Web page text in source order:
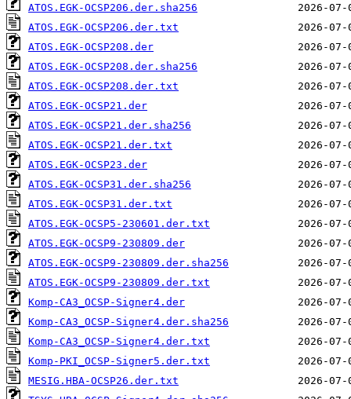
ATOS.EGK-OCSP206.der.sha256
ATOS.EGK-OCSP206.der.txt
ATOS.EGK-OCSP208.der
ATOS.EGK-OCSP208.der.sha256
ATOS.EGK-OCSP208.der.txt
ATOS.EGK-OCSP21.der
ATOS.EGK-OCSP21.der.sha256
ATOS.EGK-OCSP21.der.txt
ATOS.EGK-OCSP23.der
ATOS.EGK-OCSP31.der.sha256
ATOS.EGK-OCSP31.der.txt
ATOS.EGK-OCSP5-230601.der.txt
ATOS.EGK-OCSP9-230809.der
ATOS.EGK-OCSP9-230809.der.sha256
ATOS.EGK-OCSP9-230809.der.txt
Komp-CA3_OCSP-Signer4.der
Komp-CA3_OCSP-Signer4.der.sha256
Komp-CA3_OCSP-Signer4.der.txt
Komp-PKI_OCSP-Signer5.der.txt
MESIG.HBA-OCSP26.der.txt